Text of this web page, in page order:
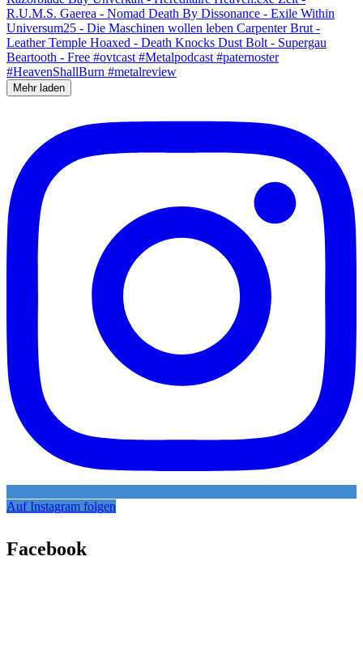
Mehr laden
Auf Instagram folgen
Facebook